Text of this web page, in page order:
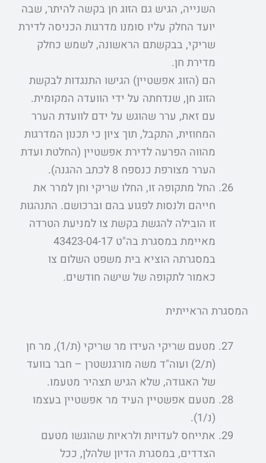
השנייה, הגיש גם הזוג חן בקשה להיתר, שבה
יועד החלק עליו סומנו מדרגות הכניסה לדירת
שריקי, בבקשתם הראשונה, לשמש כחלק
מדירת חן.
הם (הזוג אפשטיין) הגישו התנגדות לבקשת
הזוג חן, שנדחתה על ידי הוועדה המקומית.
עם זאת, ערר שהוגש על ידם לוועדת הערר
המחוזית, התקבל, תוך ציון כי תכנון המדרגות
מהווה הפרעה לדירת אפשטיין (החלטת ועדת
הערר מצורפת כנספח 8 לכתב ההגנה).
החל מתקופה זו, החלו שריקי וחן למרר את
חייהם ולנסות לפגוע בהם וברכושם. התנהגות
זו הובילה להגשת בקשת צו למניעת הטרדה
מאיימת במסגרת בה"ט 43423-04-17
במסגרתה הוציא בית משפט השלום צו
כאמור לתקופה של שישה חודשים.
המסגרת הראייתית
מטעם שריקי העידו מר שריקי (ת/1), מר חן
(ת/2) ועוה"ד משה מורגנשטרן – חבר בוועד
של האגודה, שלא הגיש תצהיר מטעמו.
מטעם אפשטיין העיד מר אפשטיין בעצמו
(נ/1).
אתייחס לעדויות ולראיות שהוגשו מטעם
הצדדים, במסגרת הדיון שלהלן, ככל